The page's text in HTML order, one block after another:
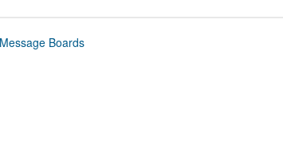
Message Boards